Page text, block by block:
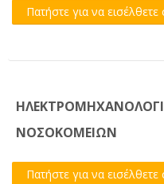
Βοήθεια
Erasmus
Ελληνικά ‎(el)‎
Πατήστε για να
ΝΟΣΟΚΟΜΕΙΩΝ
Πατήστε για να